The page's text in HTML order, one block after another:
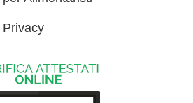
Privacy